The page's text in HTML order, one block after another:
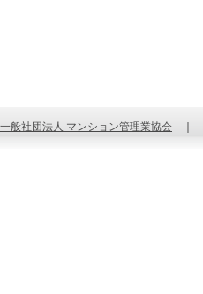
一般社団法人 マンション管理業協会